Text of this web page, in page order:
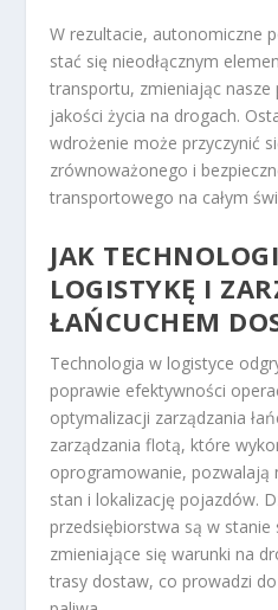
W rezultacie, autonomiczne
stać się nieodłącznym
transportu, zmieniając
jakości życia na drogach.
wdrożenie może przyczynić
zrównoważonego i
transportowego na całym
JAK
LOGISTYKĘ I
ŁAŃCUCHEM
Technologia w logistyce
poprawie efektywności
optymalizacji zarządzania
zarządzania flotą, które
oprogramowanie, pozwalają
stan i lokalizację pojazdów.
przedsiębiorstwa są w stanie
zmieniające się warunki na
trasy dostaw, co prowadzi